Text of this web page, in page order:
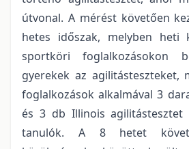
útvonal. A mérést követően
hetes időszak, melyben heti
sportköri foglalkozásokon
gyerekek az agilitásteszteket,
foglalkozások alkalmával 3
és 3 db Illinois
tanulók. A 8 hetet